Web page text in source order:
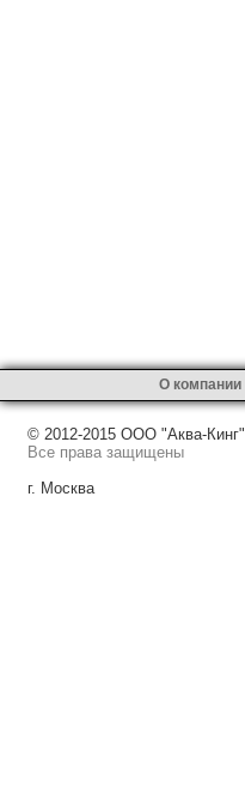
О компании
© 2012-2015 ООО "Аква-Кинг"
Все права защищены
г. Москва